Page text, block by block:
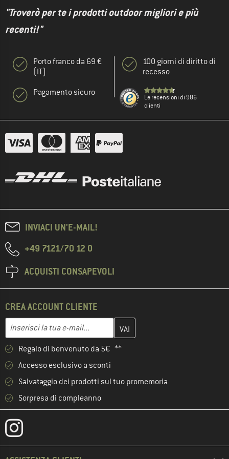
"Troverò per te i prodotti outdoor migliori e più
recenti!"
Porto franco da 69 €
(IT)
Pagamento sicuro
100 giorni di diritto di
recesso
Le recensioni di 986
clienti
INVIACI UN'E-MAIL!
+49 7121/70 12 0
ACQUISTI CONSAPEVOLI
CREA ACCOUNT CLIENTE
Indirizzo e-mail
Inserisci qui il tuo indirizzo e-mail e crea il tuo account cliente
Regalo di benvenuto da 5€ **
Accesso esclusivo a sconti
Salvataggio dei prodotti sul tuo promemoria
Sorpresa di compleanno